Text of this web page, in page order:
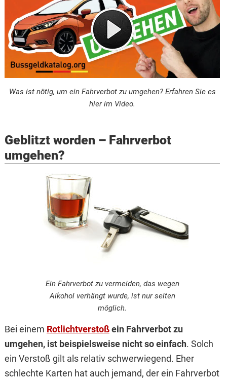
Was ist nötig, um ein Fahrverbot zu umgehen? Erfahren Sie es
hier im Video.
Geblitzt worden – Fahrverbot
umgehen?
Ein Fahrverbot zu vermeiden, das wegen
Alkohol verhängt wurde, ist nur selten
möglich.
Bei einem Rotlichtverstoßein Fahrverbot zu
umgehen, ist beispielsweise nicht so einfach. Solch
ein Verstoß gilt als relativ schwerwiegend. Eher
schlechte Karten hat auch jemand, der ein Fahrverbot